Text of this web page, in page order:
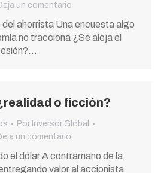
un comentario
ahorrista Una encuesta algo
no tracciona ¿Se aleja el
o ficción?
Por Inversor Global
un comentario
el dólar A contramano de la
valor al accionista